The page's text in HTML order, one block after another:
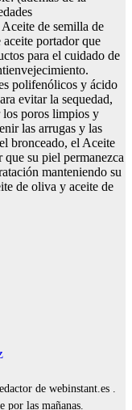
de semilla de
portador que
para el cuidado de
polifenólicos y ácido
evitar la sequedad,
los poros limpios y
las arrugas y las
bronceado, el Aceite
su piel permanezca
manteniendo su
de oliva y aceite de
de webinstant.es .
por las mañanas.